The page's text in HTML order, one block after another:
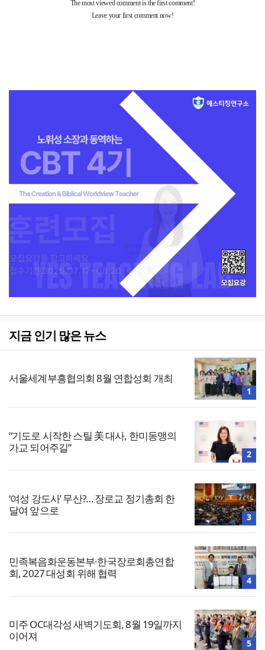
지금 인기 많은 뉴스
서울세계부흥협의회 8월 연합성회 개최
1
“기도로 시작한 스틸 美 대사, 한미동맹의
가교 되어주길”
2
‘여성 강도사’ 무산?… 장로교 정기총회 한
달여 앞으로
3
민족복음화운동본부·한국장로회총연합
회, 2027 대성회 위해 협력
4
미주 OC대각성 새벽기도회, 8월 19일까지
이어져
5